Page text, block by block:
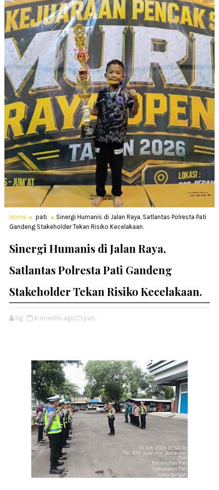
Home pati
Sinergi Humanis di Jalan Raya, Satlantas Polresta Pati
Gandeng Stakeholder Tekan Risiko Kecelakaan.
Sinergi Humanis di Jalan Raya,
Satlantas Polresta Pati Gandeng
Stakeholder Tekan Risiko Kecelakaan.
Ng 6 months ago pati,